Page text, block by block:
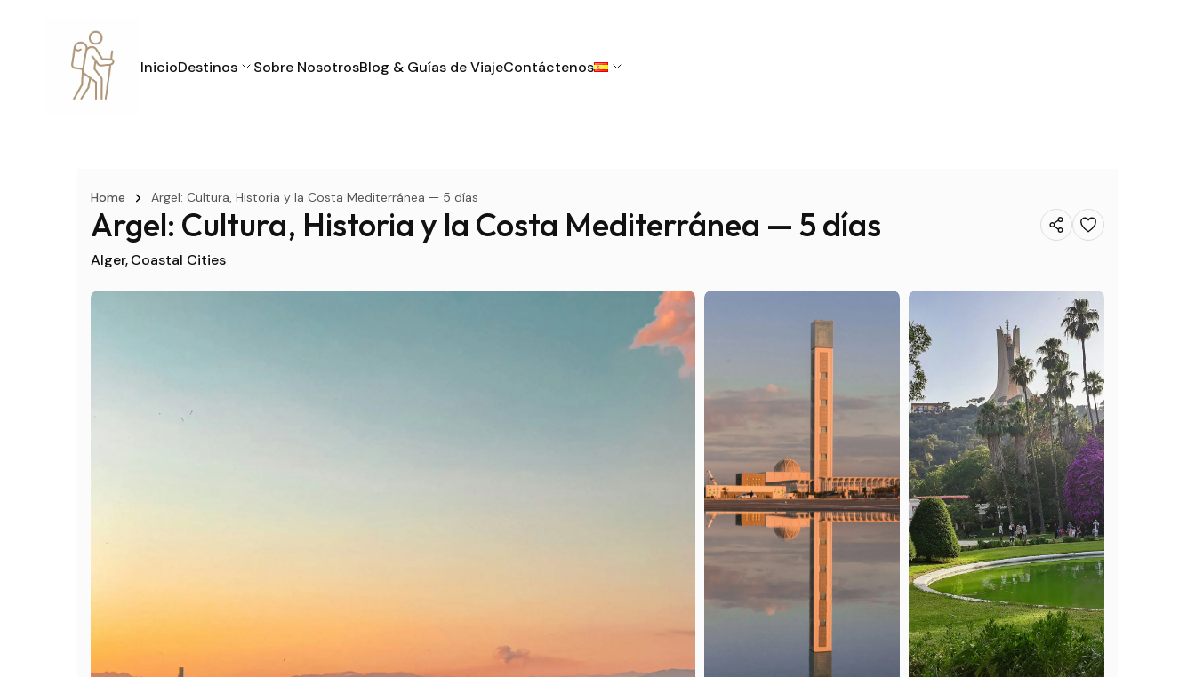
InicioDestinos Sobre NosotrosBlog & Guías de ViajeContáctenos
Home Argel: Cultura, Historia y la Costa Mediterránea — 5 días
Argel: Cultura, Historia y la Costa Mediterránea — 5 días
Alger Coastal Cities